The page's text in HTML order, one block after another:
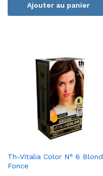
Ajouter au panier
Th-Vitalia Color N° 6 Blond
Fonce